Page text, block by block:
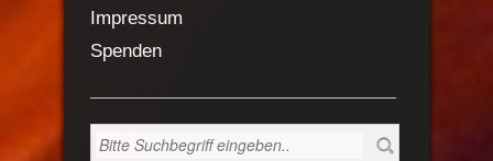
Impressum
Spenden